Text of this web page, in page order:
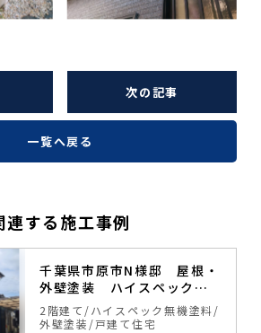
次の記事
一覧へ戻る
連する施工事例
千葉県市原市N様邸 屋根・
外壁塗装 ハイスペック無
機塗料
2階建て
ハイスペック無機塗料
外壁塗装 戸建て住宅